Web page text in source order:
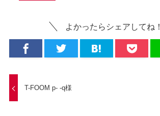
よかったらシェアしてね！
T-FOOM p- -q様